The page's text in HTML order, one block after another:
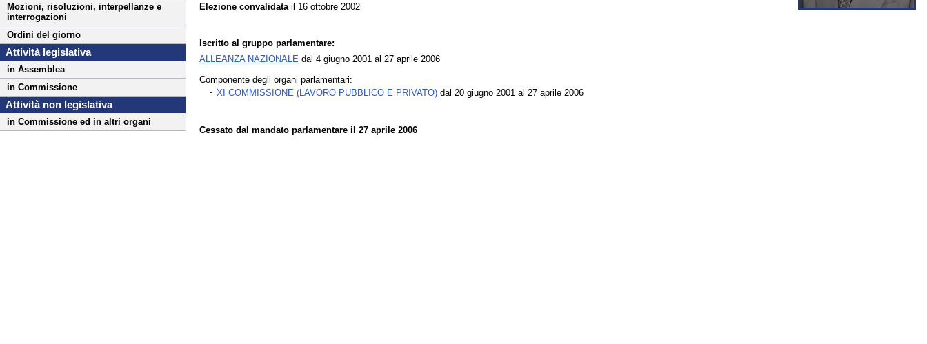
Mozioni, risoluzioni, interpellanze e
interrogazioni
Ordini del giorno
Attività legislativa
in Assemblea
in Commissione
Attività non legislativa
in Commissione ed in altri organi
Elezione convalidata il 16 ottobre 2002
Iscritto al gruppo parlamentare:
ALLEANZA NAZIONALE dal 4 giugno 2001 al 27 aprile 2006
Componente degli organi parlamentari:
XI COMMISSIONE (LAVORO PUBBLICO E PRIVATO)dal 20 giugno 2001 al 27 aprile 2006
Cessato dal mandato parlamentare il 27 aprile 2006